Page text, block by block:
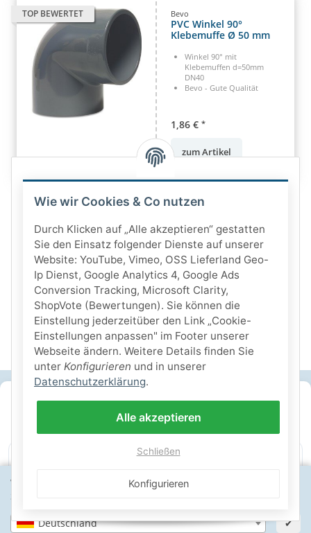
Wähle dein Lieferland, um Preise und Artikel für deinen
Standort zu sehen.
Deutschland ✔
TOP BEWERTET Bevo
PVC Winkel 90°
Klebemuffe Ø 50 mm
Winkel 90° mit
Klebemuffen d=50mm
DN40
Bevo - Gute Qualität
1,86 € *
zum Artikel
Wie wir Cookies & Co nutzen
Durch Klicken auf „Alle akzeptieren“ gestatten
Sie den Einsatz folgender Dienste auf unserer
Website: YouTube, Vimeo, OSS Lieferland Geo-
Ip Dienst, Google Analytics 4, Google Ads
Conversion Tracking, Microsoft Clarity,
ShopVote (Bewertungen). Sie können die
Einstellung jederzeitüber den Link „Cookie-
Einstellungen anpassen" im Footer unserer
Webseite ändern. Weitere Details finden Sie
unter Konfigurieren und in unserer
Datenschutzerklärung.
Alle akzeptieren
Schließen
Konfigurieren